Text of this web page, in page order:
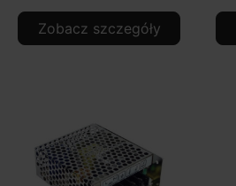
Zobacz szczegóły